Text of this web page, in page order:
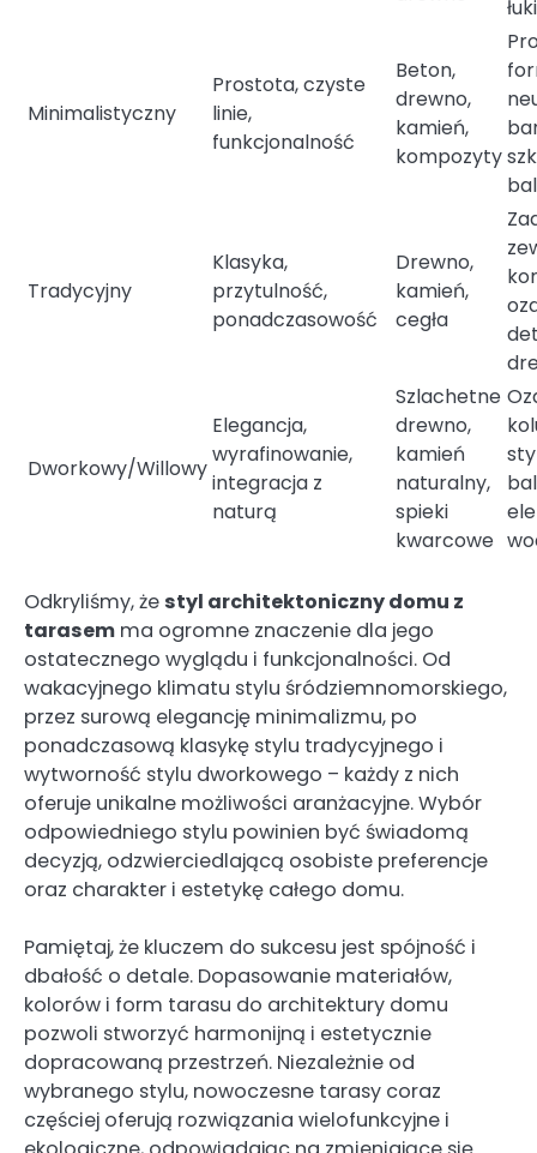
łuki
Minimalistyczny
Prostota, czyste
linie,
funkcjonalność
Beton,
drewno,
kamień,
kompozyty
Tradycyjny
Klasyka,
przytulność,
ponadczasowość
Drewno,
kamień,
cegła
Dworkowy/Willowy
Elegancja,
wyrafinowanie,
integracja z
naturą
Szlachetne
drewno,
kamień
naturalny,
spieki
kwarcowe
Odkryliśmy, że styl architektoniczny domu z
tarasem ma ogromne znaczenie dla jego
ostatecznego wyglądu i funkcjonalności. Od
wakacyjnego klimatu stylu śródziemnomorskiego,
przez surową elegancję minimalizmu, po
ponadczasową klasykę stylu tradycyjnego i
wytworność stylu dworkowego – każdy z nich
oferuje unikalne możliwości aranżacyjne. Wybór
odpowiedniego stylu powinien być świadomą
decyzją, odzwierciedlającą osobiste preferencje
oraz charakter i estetykę całego domu.
Pamiętaj, że kluczem do sukcesu jest spójność i
dbałość o detale. Dopasowanie materiałów,
kolorów i form tarasu do architektury domu
pozwoli stworzyć harmonijną i estetycznie
dopracowaną przestrzeń. Niezależnie od
wybranego stylu, nowoczesne tarasy coraz
częściej oferują rozwiązania wielofunkcyjne i